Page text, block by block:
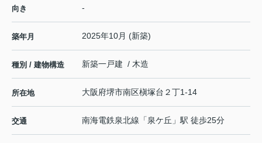
向き -
築年月 2025年10月 (新築)
種別 / 建物構造 新築一戸建 / 木造
所在地 大阪府堺市南区槇塚台 ２丁1-14
交通 南海電鉄泉北線 「泉ケ丘 」駅 徒歩25分